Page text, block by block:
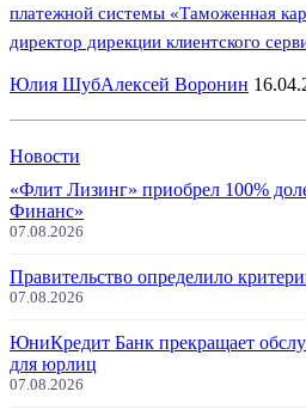
платежной системы «Таможенная
директор дирекции клиентского
Юлия ШубАлексей Воронин
Новости
«Флит Лизинг» приобрел 100%
Финанс»
07.08.2026
Правительство определило
07.08.2026
ЮниКредит Банк прекращает
для юрлиц
07.08.2026